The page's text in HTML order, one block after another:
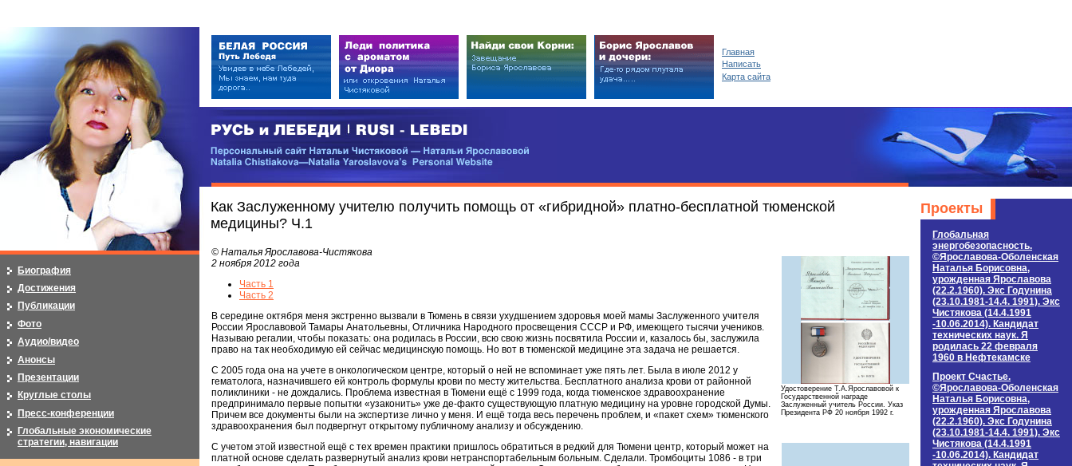
РУСЬ и ЛЕБЕДИ | RUSI — LEBEDI
Персональный сайт Натальи Чистяковой — Натальи Ярославовой
Как Заслуженному учителю получить помощь от «гибридной» платно-бесплатной тюменской
медицины? Ч.1
Удостоверение Т.А.Ярославовой к
Государственной награде
Заслуженный учитель России. Указ
Президента РФ 20 ноября 1992 г.
© Наталья Ярославова-Чистякова
2 ноября 2012 года
Часть 1
Часть 2
В середине октября меня экстренно вызвали в Тюмень в связи ухудшением здоровья моей мамы Заслуженного учителя
России Ярославовой Тамары Анатольевны, Отличника Народного просвещения СССР и РФ, имеющего тысячи учеников.
Называю регалии, чтобы показать: она родилась в России, всю свою жизнь посвятила России и, казалось бы, заслужила
право на так необходимую ей сейчас медицинскую помощь. Но вот в тюменской медицине эта задача не решается.
С 2005 года она на учете в онкологическом центре, который о ней не вспоминает уже пять лет. Была в июле 2012 у
гематолога, назначившего ей контроль формулы крови по месту жительства. Бесплатного анализа крови от районной
поликлиники - не дождались. Проблема известная в Тюмени ещё с 1999 года, когда тюменское здравоохранение
предпринимало первые попытки «узаконить» уже де-факто существующую платную медицину на уровне городской Думы.
Причем все документы были на экспертизе лично у меня. И ещё тогда весь перечень проблем, и «пакет схем» тюменского
здравоохранения был подвергнут открытому публичному анализу и обсуждению.
С учетом этой известной ещё с тех времен практики пришлось обратиться в редкий для Тюмени центр, который может на
платной основе сделать развернутый анализ крови нетранспортабельным больным. Сделали. Тромбоциты 1086 - в три
Проекты
Глобальная
энергобезопасность.
©Ярославова-Оболенская
Наталья Борисовна,
урожденная Ярославова
(22.2.1960). Экс Годунина
(23.10.1981-14.4. 1991). Экс
Чистякова (14.4.1991
-10.06.2014). Кандидат
технических наук. Я
родилась 22 февраля
1960 в Нефтекамске
Проект Счастье.
©Ярославова-Оболенская
Наталья Борисовна,
урожденная Ярославова
(22.2.1960). Экс Годунина
(23.10.1981-14.4. 1991). Экс
Чистякова (14.4.1991
-10.06.2014). Кандидат
Биография
Достижения
Публикации
Фото
Аудио/видео
Анонсы
Презентации
Круглые столы
Пресс-конференции
Глобальные экономические
стратегии, навигации
Главная
Написать
Карта сайта